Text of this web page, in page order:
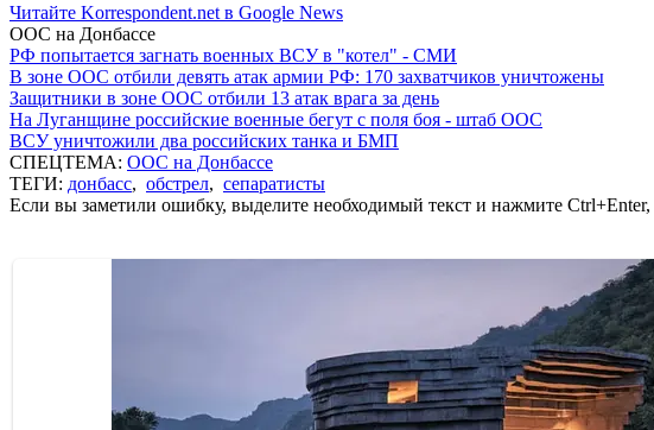
Читайте Korrespondent.net в Google News
ООС на Донбассе
РФ попытается загнать военных ВСУ в "котел" - СМИ
В зоне ООС отбили девять атак армии РФ: 170 захватчиков уничтожены
Защитники в зоне ООС отбили 13 атак врага за день
На Луганщине российские военные бегут с поля боя - штаб ООС
ВСУ уничтожили два российских танка и БМП
СПЕЦТЕМА: ООС на Донбассе
ТЕГИ: донбасс, обстрел, сепаратисты
Если вы заметили ошибку, выделите необходимый текст и нажмите